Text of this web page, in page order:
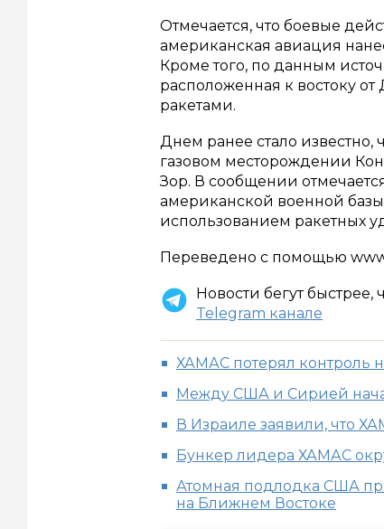
Отмечается, что боевые
американская авиация
Кроме того, по данным
расположенная к востоку
ракетами.
Днем ранее стало известно,
газовом месторождении
Зор. В сообщении
американской военной
использованием ракетных
Переведено с помощью
Новости бегут
Telegram канале
ХАМАС потерял контроль
Между США и Сирией
В Израиле заявили, что
Бункер лидера ХАМАС
Атомная подлодка США
на Ближнем Востоке